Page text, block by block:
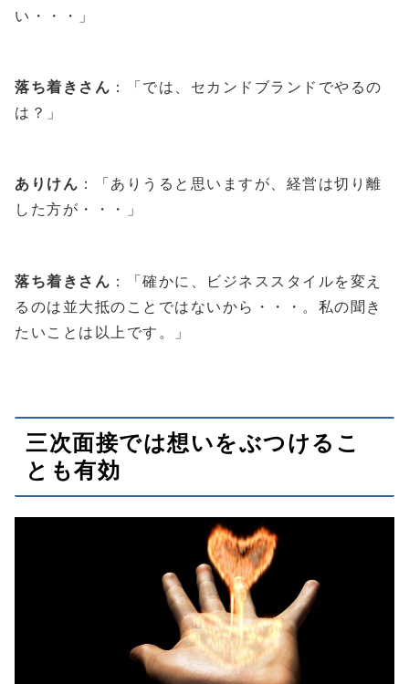
い・・・」
落ち着きさん ：「では、セカンドブランドでやるの
は？」
ありけん ：「ありうると思いますが、経営は切り離
した方が・・・」
落ち着きさん ：「確かに、ビジネススタイルを変え
るのは並大抵のことではないから・・・。私の聞き
たいことは以上です。」
三次面接では想いをぶつけるこ
とも有効